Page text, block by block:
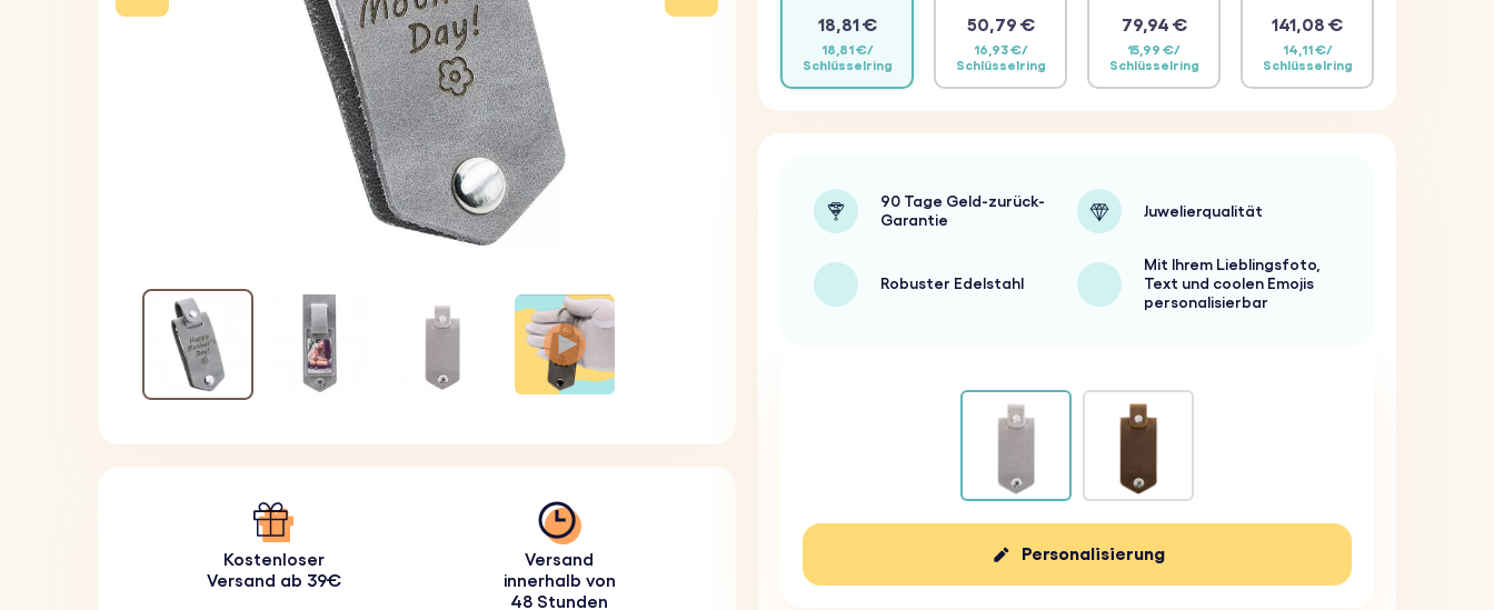
Kostenloser
Versand ab 39€
Versand
innerhalb von
48 Stunden
18,81 €
18,81 €/
Schlüsselring
50,79 €
16,93 €/
Schlüsselring
79,94 €
15,99 €/
Schlüsselring
141,08 €
14,11 €/
Schlüsselring
90 Tage Geld-zurück-
Garantie
Juwelierqualität
Robuster Edelstahl
Mit Ihrem Lieblingsfoto,
Text und coolen Emojis
personalisierbar
Personalisierung